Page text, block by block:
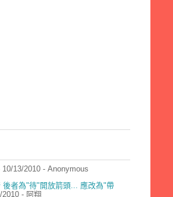
10/13/2010 - Anonymous
後者為"待"開放箭頭... 應改為"帶
2010 - 阿翔